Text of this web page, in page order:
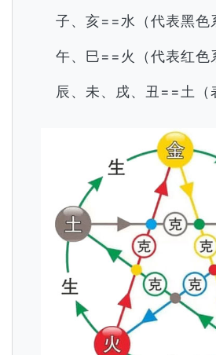
子、亥==水（代表黑色
午、巳==火（代表红色
辰、未、戌、丑==土（